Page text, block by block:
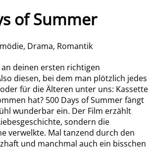
of Summer
Drama, Romantik
deinen ersten richtigen
diesen, bei dem man plötzlich jedes
für die Älteren unter uns: Kassette
hat? 500 Days of Summer fängt
wunderbar ein. Der Film erzählt
sondern die
verwelkte. Mal tanzend durch den
und manchmal auch ein bisschen